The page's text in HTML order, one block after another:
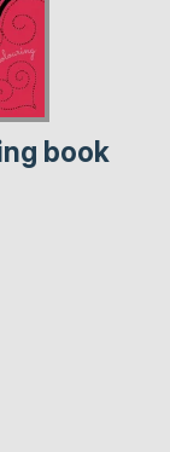
book